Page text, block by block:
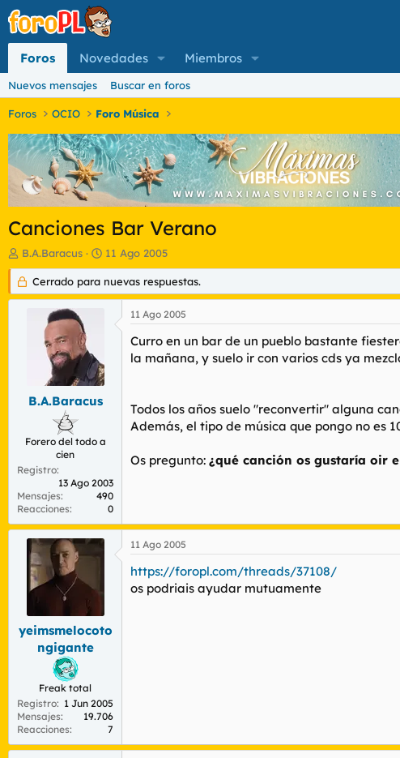
Foros Novedades Miembros
Nuevos mensajes Buscar en foros
Foros OCIO Foro Música
Canciones Bar Verano
I
n
i
c
e
a
B.A.Baracus
F
e
c
h
11 Ago 2005
Cerrado para nuevas respuestas.
B.A.Baracus
Forero del todo a
cien
Registro
13 Ago 2003
Mensajes
490
Reacciones
0
11 Ago 2005
Curro en un bar de un pueblo bastante
la mañana, y suelo ir con varios cds ya
Todos los años suelo "reconvertir" alguna
Además, el tipo de música que pongo no es
Os pregunto: ¿qué canción os gustaría oir
yeimsmelocoto
ngigante
Freak total
Registro
1 Jun 2005
Mensajes
19.706
Reacciones
7
11 Ago 2005
https://foropl.com/threads/37108/
os podriais ayudar mutuamente